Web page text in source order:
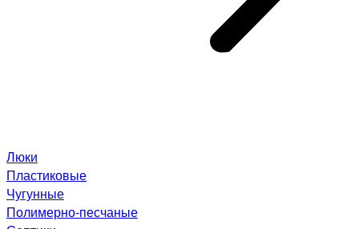
Люки
Пластиковые
Чугунные
Полимерно-песчаные